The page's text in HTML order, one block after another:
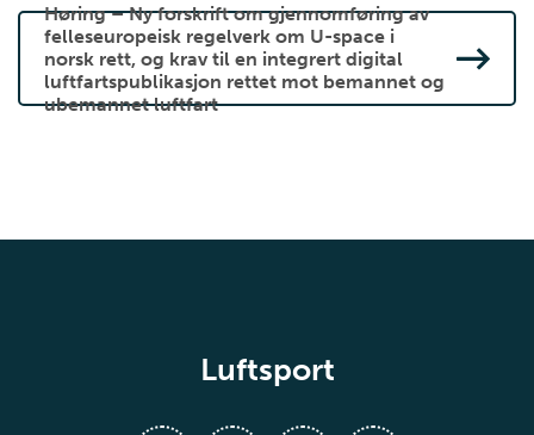
Høring – Ny forskrift om gjennomføring av
felleseuropeisk regelverk om U-space i
norsk rett, og krav til en integrert digital
luftfartspublikasjon rettet mot bemannet og
ubemannet luftfart
Luftsport